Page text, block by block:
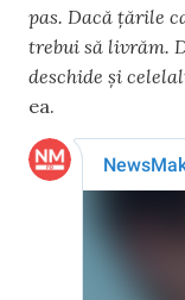
pas. Dacă țările
trebui să livrăm.
deschide și
ea.